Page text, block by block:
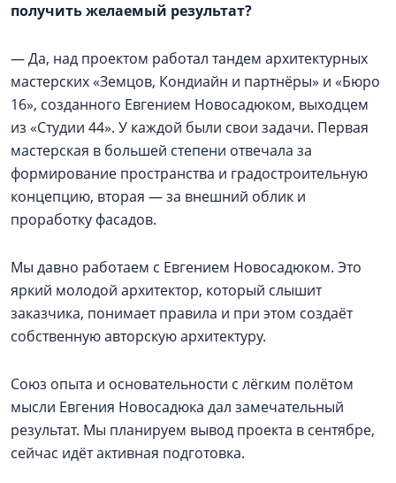
получить желаемый результат?
— Да, над проектом работал тандем архитектурных
мастерских «Земцов, Кондиайн и партнёры» и «Бюро
16», созданного Евгением Новосадюком, выходцем
из «Студии 44». У каждой были свои задачи. Первая
мастерская в большей степени отвечала за
формирование пространства и градостроительную
концепцию, вторая — за внешний облик и
проработку фасадов.
Мы давно работаем с Евгением Новосадюком. Это
яркий молодой архитектор, который слышит
заказчика, понимает правила и при этом создаёт
собственную авторскую архитектуру.
Союз опыта и основательности с лёгким полётом
мысли Евгения Новосадюка дал замечательный
результат. Мы планируем вывод проекта в сентябре,
сейчас идёт активная подготовка.